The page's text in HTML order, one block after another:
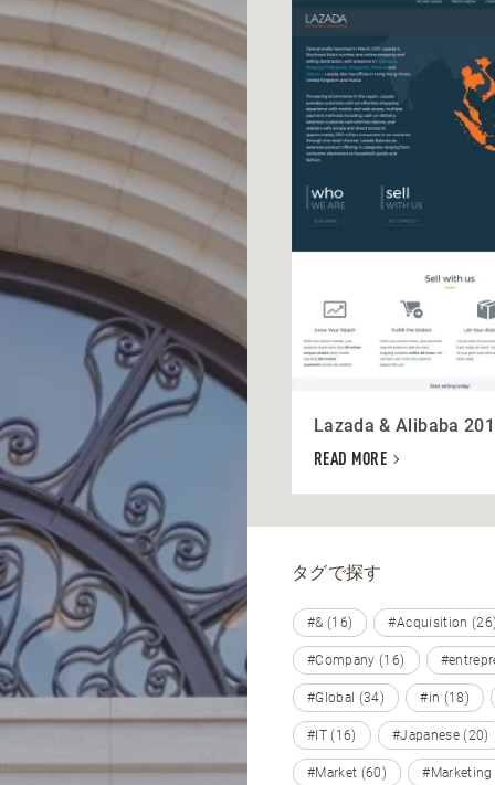
Lazada & Alibaba
READ MORE
タグで探す
#& (16) #Acquisition
#Company (16)
#Global (34) #in (18)
#IT (16) #Japanese (20)
#Market (60)